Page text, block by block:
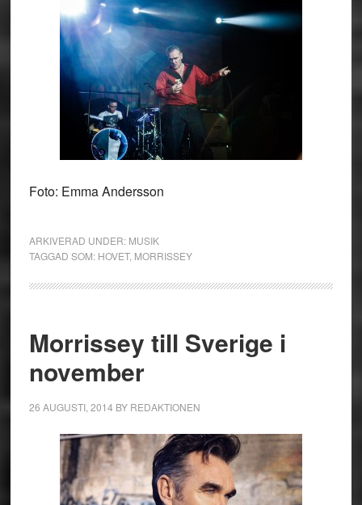
Foto: Emma Andersson
ARKIVERAD UNDER: MUSIK
TAGGAD SOM: HOVET, MORRISSEY
Morrissey till Sverige i
november
26 AUGUSTI, 2014 BY REDAKTIONEN